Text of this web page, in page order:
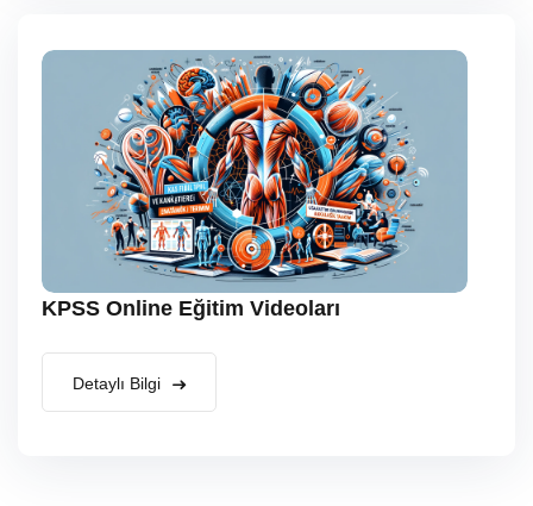
KPSS Online Eğitim Videoları
Detaylı Bilgi